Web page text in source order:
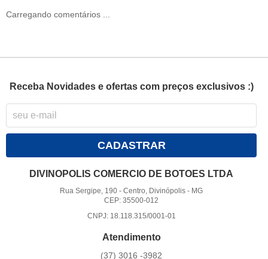
Carregando comentários ...
Receba Novidades e ofertas com preços exclusivos :)
CADASTRAR
DIVINOPOLIS COMERCIO DE BOTOES LTDA
Rua Sergipe, 190 -Centro, Divinópolis - MG
CEP: 35500-012
CNPJ: 18.118.315/0001-01
Atendimento
(37) 3016 -3982